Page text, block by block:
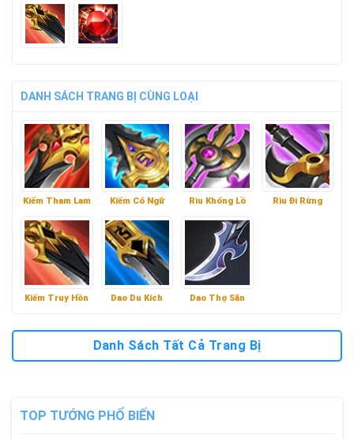
DANH SÁCH TRANG BỊ CÙNG LOẠI
Kiếm Tham Lam Kiếm Cổ Ngữ Rìu Khổng Lồ Rìu Đi Rừng
Kiếm Truy Hồn Dao Du Kích Dao Thợ Săn
Danh Sách Tất Cả Trang Bị
TOP TƯỚNG PHỔ BIẾN